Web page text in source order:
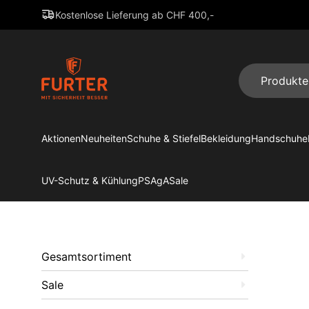
Kostenlose Lieferung ab CHF 400,-
AktionenNeuheitenSchuhe & StiefelBekleidungHandschuhe
UV-Schutz & KühlungPSAgASale
Gesamtsortiment
Sale